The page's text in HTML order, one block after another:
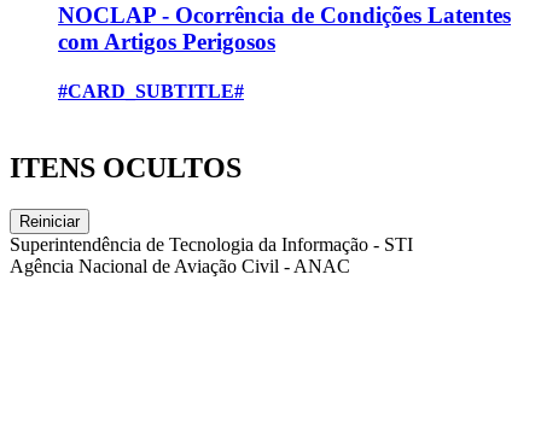
NOCLAP - Ocorrência de Condições Latentes
com Artigos Perigosos
#CARD_SUBTITLE#
ITENS OCULTOS
Reiniciar
Superintendência de Tecnologia da Informação - STI
Agência Nacional de Aviação Civil - ANAC